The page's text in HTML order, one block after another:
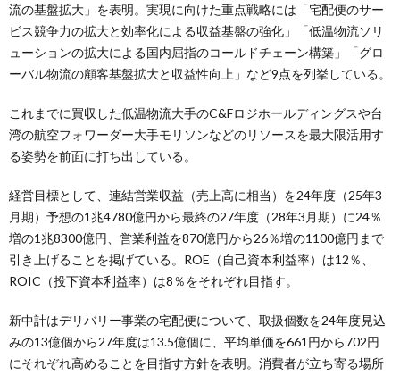
流の基盤拡大」を表明。実現に向けた重点戦略には「宅配便のサー
ビス競争力の拡大と効率化による収益基盤の強化」「低温物流ソリ
ューションの拡大による国内屈指のコールドチェーン構築」「グロ
ーバル物流の顧客基盤拡大と収益性向上」など9点を列挙している。
これまでに買収した低温物流大手のC&Fロジホールディングスや台
湾の航空フォワーダー大手モリソンなどのリソースを最大限活用す
る姿勢を前面に打ち出している。
経営目標として、連結営業収益（売上高に相当）を24年度（25年3
月期）予想の1兆4780億円から最終の27年度（28年3月期）に24％
増の1兆8300億円、営業利益を870億円から26％増の1100億円まで
引き上げることを掲げている。ROE（自己資本利益率）は12％、
ROIC（投下資本利益率）は8％をそれぞれ目指す。
新中計はデリバリー事業の宅配便について、取扱個数を24年度見込
みの13億個から27年度は13.5億個に、平均単価を661円から702円
にそれぞれ高めることを目指す方針を表明。消費者が立ち寄る場所